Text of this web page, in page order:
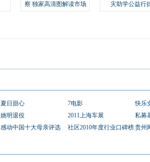
察 独家高清图解读市场
灾助学公益行
夏日甜心 7电影
快乐
姚明退役 2011上海车展
私募
感动中国十大母亲评选 社区2010年度行业口碑榜贵州